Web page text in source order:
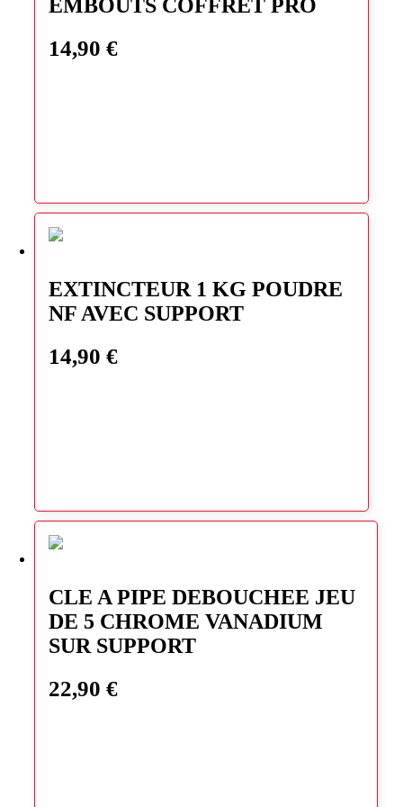
EMBOUTS COFFRET PRO
14,90 €
EXTINCTEUR 1 KG POUDRE
NF AVEC SUPPORT
14,90 €
CLE A PIPE DEBOUCHEE JEU
DE 5 CHROME VANADIUM
SUR SUPPORT
22,90 €